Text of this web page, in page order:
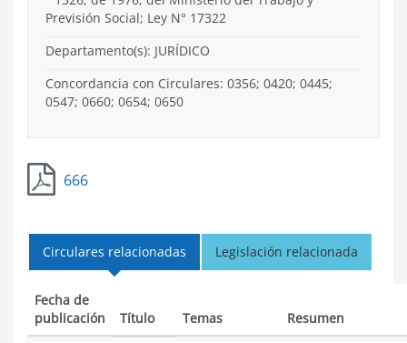
Previsión Social; Ley N° 17322
Departamento(s): JURÍDICO
Concordancia con Circulares: 0356; 0420; 0445;
0547; 0660; 0654; 0650
666
Circulares relacionadas Legislación relacionada
Fecha de
publicación
Título Temas
Resumen